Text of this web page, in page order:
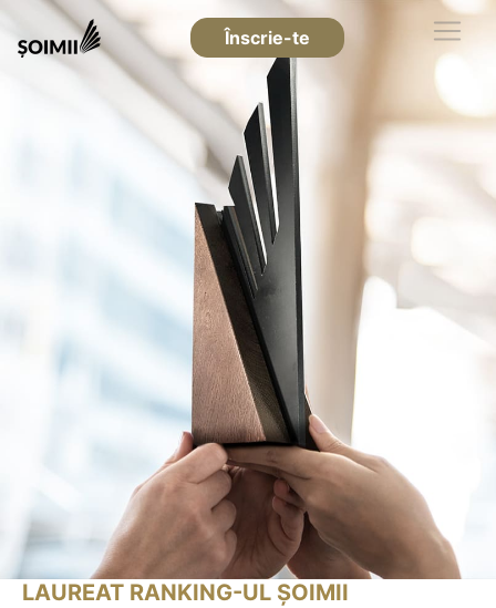
Înscrie-te
LAUREAT RANKING-UL ȘOIMII